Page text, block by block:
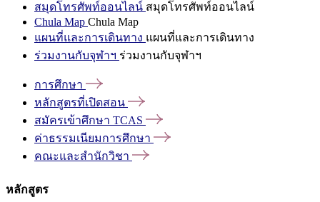
สมุดโทรศัพท์ออนไลน์ สมุดโทรศัพท์ออนไลน์
Chula Map Chula Map
แผนที่และการเดินทาง แผนที่และการเดินทาง
ร่วมงานกับจุฬาฯ ร่วมงานกับจุฬาฯ
การศึกษา
หลักสูตรที่เปิดสอน
สมัครเข้าศึกษา TCAS
ค่าธรรมเนียมการศึกษา
คณะและสำนักวิชา
หลักสูตร